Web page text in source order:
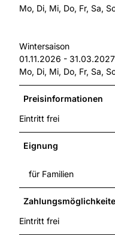
Mo, Di, Mi, Do, Fr, Sa,
Wintersaison
01.11.2026 - 31.03.2027
Mo, Di, Mi, Do, Fr, Sa,
Preisinformationen
Eintritt frei
Eignung
für Familien
Eintritt frei